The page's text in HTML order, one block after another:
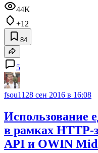
44K
+12
84
5
fsou11 28 сен 2016 в 16:08
Использование
в рамках HTTP-
API и OWIN